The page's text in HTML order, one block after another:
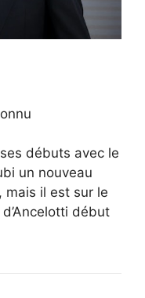
débuts avec le
un nouveau
mais il est sur le
début